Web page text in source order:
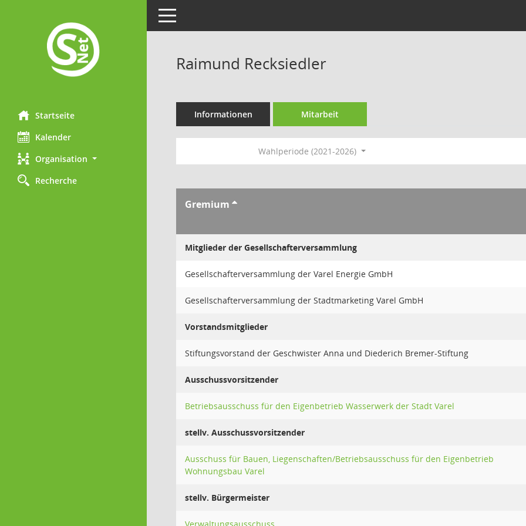
Startseite
Kalender
Organisation
Recherche
Toggle navigation
Raimund Recksiedler
Informationen Mitarbeit
Wahlperiode (2021-2026)
Gremium
Mitglieder der Gesellschafterversammlung
Gesellschafterversammlung der Varel Energie GmbH
Gesellschafterversammlung der Stadtmarketing Varel GmbH
Vorstandsmitglieder
Stiftungsvorstand der Geschwister Anna und Diederich Bremer-Stiftung
Ausschussvorsitzender
Betriebsausschuss für den Eigenbetrieb Wasserwerk der Stadt Varel
stellv. Ausschussvorsitzender
Ausschuss für Bauen, Liegenschaften/Betriebsausschuss für den Eigenbetrieb
Wohnungsbau Varel
stellv. Bürgermeister